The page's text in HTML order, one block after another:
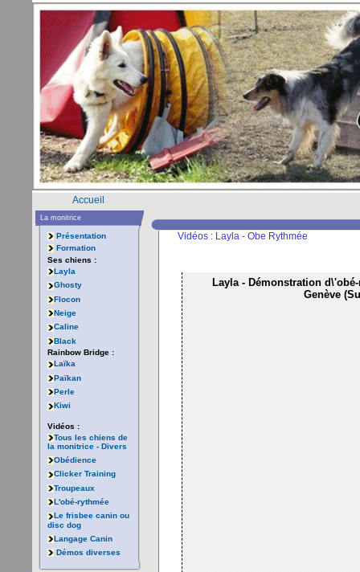
Accueil
La monitrice
Présentation
Formation
Ses chiens :
Layla
Ghosty
Flocon
Neige
Caline
Black
Rainbow Bridge :
Laïka
Païkan
Perle
Kiwi
Vidéos :
Tous les chiens de
la monitrice - Divers
Obédience
Clicker Training
Troupeaux
L'obé-rythmée
Le frisbee canin ou
disc dog
Langage Canin
Démos diverses
Vidéos : Layla - Obe Rythmée
Layla - Démonstration
Genève